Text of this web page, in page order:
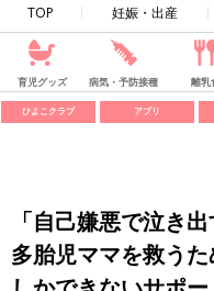
TOP 妊娠・出産
育児グッズ 病気・予防接種 離乳
ひよこクラブ アプリ
「自己嫌悪で泣き
多胎児ママを救う